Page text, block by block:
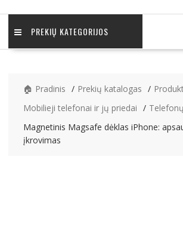
PREKIŲ KATEGORIJOS
🏠 Pradinis Prekių katalogas
Mobilieji telefonai ir jų priedai
Magnetinis Magsafe dėklas iPhone:
įkrovimas